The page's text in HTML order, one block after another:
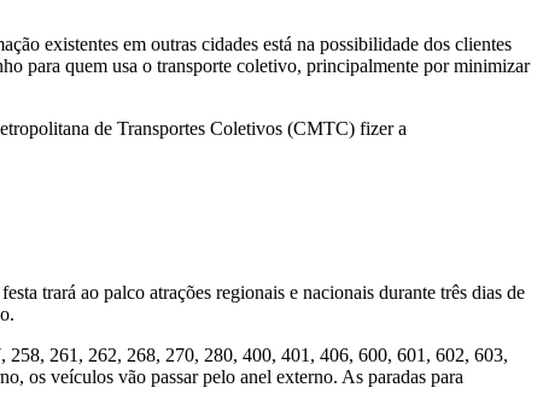
existentes em outras cidades está na possibilidade dos clientes
para quem usa o transporte coletivo, principalmente por minimizar
de Transportes Coletivos (CMTC) fizer a
trará ao palco atrações regionais e nacionais durante três dias de
261, 262, 268, 270, 280, 400, 401, 406, 600, 601, 602, 603,
os veículos vão passar pelo anel externo. As paradas para